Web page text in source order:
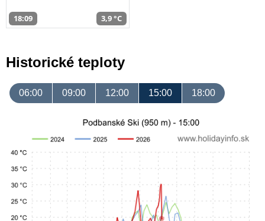
18:09 3,9 °C
Historické teploty
06:00 09:00 12:00 15:00 18:00